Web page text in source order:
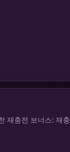
재충전 보너스: 재충